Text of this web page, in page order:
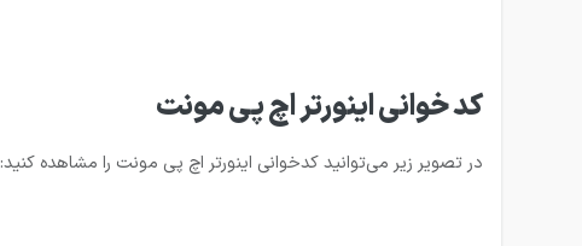
کد خوانی اینورتر اچ پی مونت
در تصویر زیر می‌توانید کدخوانی اینورتر اچ پی مونت را مشاهده کنید: